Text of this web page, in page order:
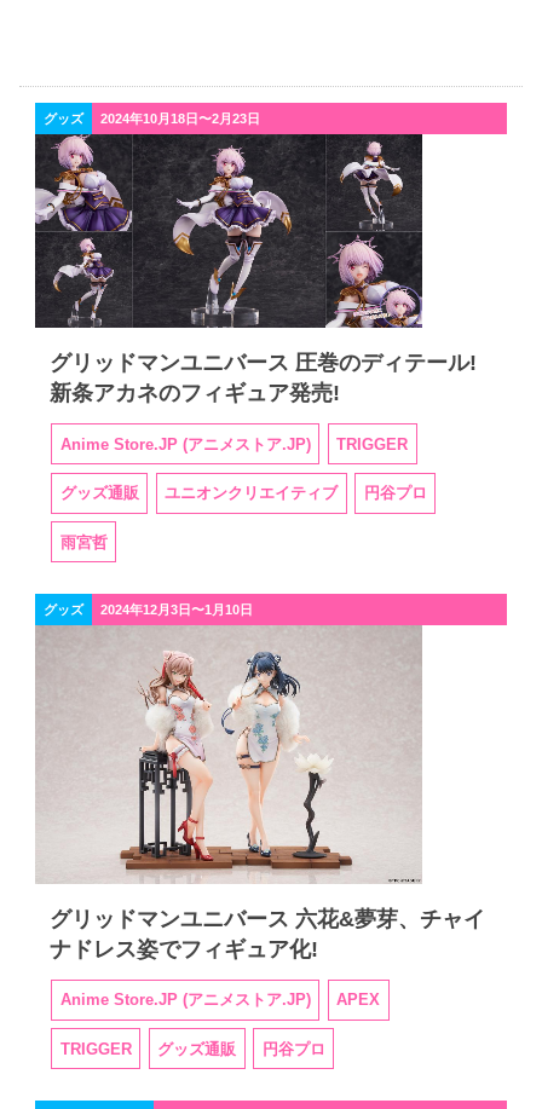
グッズ 2024年10月18日〜2月23日
グリッドマンユニバース 圧巻のディテール!
新条アカネのフィギュア発売!
Anime Store.JP (アニメストア.JP) TRIGGER
グッズ通販 ユニオンクリエイティブ 円谷プロ
雨宮哲
グッズ 2024年12月3日〜1月10日
グリッドマンユニバース 六花&夢芽、チャイ
ナドレス姿でフィギュア化!
Anime Store.JP (アニメストア.JP) APEX
TRIGGER グッズ通販 円谷プロ